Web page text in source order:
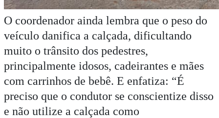
O coordenador ainda lembra que o peso do
veículo danifica a calçada, dificultando
muito o trânsito dos pedestres,
principalmente idosos, cadeirantes e mães
com carrinhos de bebê. E enfatiza: “É
preciso que o condutor se conscientize disso
e não utilize a calçada como